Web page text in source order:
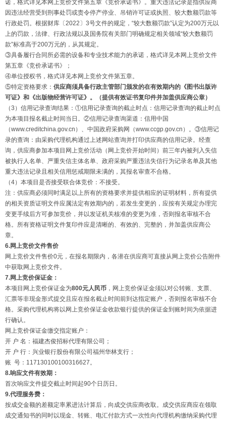
诺，格式详见本网上竞价文件第五章《竞价承诺书》。重大违法记录是指供应商
因违法经营受到刑事处罚或责令停产停业、吊销许可证或执照、较大数额罚款等
行政处罚。根据财库〔2022〕3号文件的规定，“较大数额罚款”认定为200万元以
上的罚款，法律、行政法规以及国务院有关部门明确规定相关领域“较大数额罚
款”标准高于200万元的，从其规定。
③具备履行合同所必需的设备和专业技术能力的承诺，格式详见本网上竞价文件
第五章《竞价承诺书》；
④单位授权书，格式详见本网上竞价文件第五章。
⑤特定资格要求： 供应商须具备行政主管部门颁发的在有效期内的《图书出版许
可证》和《出版物经营许可证》。（提供有效证书复印件并加盖供应商公章）
（3）信用记录查询结果：①信用记录查询的截止时点：信用记录查询的截止时点
为本项目报名截止时间当日。②信用记录查询渠道：信用中国
（www.creditchina.gov.cn）、中国政府采购网（www.ccgp.gov.cn）。③信用记
录的查询：由采购代理机构通过上述网站查询并打印供应商的信用记录。经查
询，供应商参加本项目网上竞价活动（网上竞价开始时间）前三年内被列入失信
被执行人名单、严重失信主体名单、政府采购严重违法失信行为记录名单及其他
重大违法记录且相关信用惩戒期限未满的，其报名审查不合格。
（4）本项目是否接受联合体竞价：不接受。
注：供应商必须同时满足以上所有的资格要求并提供相应的证明材料，所有提供
的相关资质证明文件应属法定有效期内的，若发生变更的，应按有关规定办理完
变更手续后方可参加竞价，并以发证机关核准的变更为准，否则报名审核不合
格。所有资格证明文件复印件应是清晰的、有效的、完整的，并加盖供应商公
章。
6.网上竞价文件售价
网上竞价文件售价0元，在报名期限内，各潜在供应商可直接从网上竞价公告附件
中获取网上竞价文件。
7.网上竞价保证金：
本项目网上竞价保证金为800元人民币 ，网上竞价保证金须以对公转账、支票、
汇票等非现金形式提交且应在报名截止时间前到达指定账户，否则报名审核不合
格。采购代理机构将以网上竞价保证金收款银行提供的保证金到账时间为依据进
行确认。
网上竞价保证金缴交指定账户：
开 户 名：福建杰俊招标代理有限公司；
开 户 行：兴业银行股份有限公司福州华林支行；
账 号：117130100100316627。
8.响应文件有效期：
首次响应文件提交截止时间起90个日历日。
9.代理服务费：
按成交金额的差额定率累进法计算后，向成交供应商收取。成交供应商应在领取
成交通知书的同时以现金、转账、电汇付款方式一次性向代理机构缴纳采购代理